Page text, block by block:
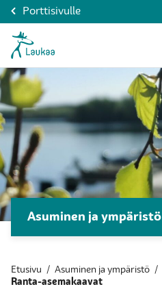
Porttisivulle
Asuminen ja ympäristö
Etusivu / Asuminen ja ympäristö /
Ranta-asemakaavat